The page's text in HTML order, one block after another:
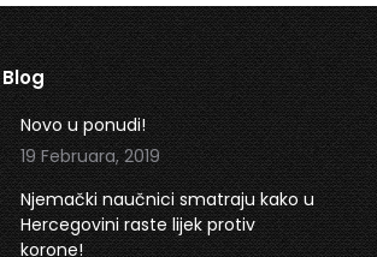
Blog
Novo u ponudi!
19 Februara, 2019
Njemački naučnici smatraju kako u
Hercegovini raste lijek protiv
korone!